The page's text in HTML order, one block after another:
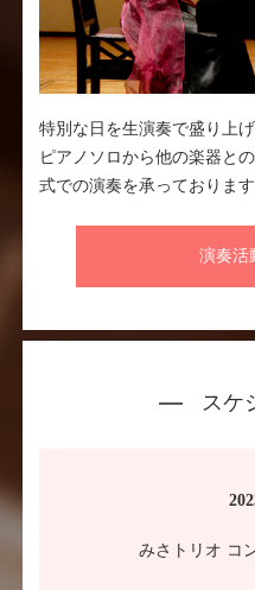
特別な日を生演奏で盛り上げ
ピアノソロから他の楽器と
式での演奏を承っております
演奏活
スケ
みさトリオ コ